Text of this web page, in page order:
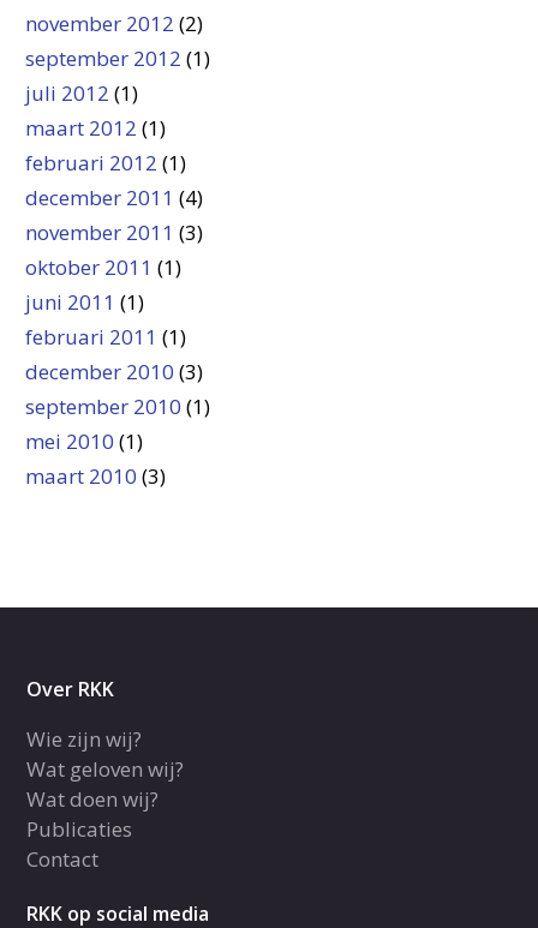
november 2012 (2)
september 2012 (1)
juli 2012 (1)
maart 2012 (1)
februari 2012 (1)
december 2011 (4)
november 2011 (3)
oktober 2011 (1)
juni 2011 (1)
februari 2011 (1)
december 2010 (3)
september 2010 (1)
mei 2010 (1)
maart 2010 (3)
Over RKK
Wie zijn wij?
Wat geloven wij?
Wat doen wij?
Publicaties
Contact
RKK op social media